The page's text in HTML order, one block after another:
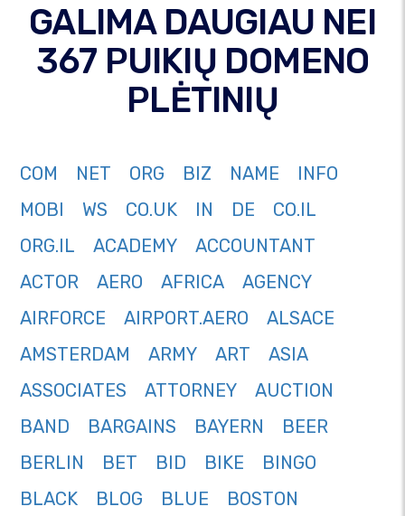
GALIMA DAUGIAU NEI
367 PUIKIŲ DOMENO
PLĖTINIŲ
COM NET ORG BIZ NAME
INFO
MOBI
WS CO.UK IN DE
CO.IL
ORG.IL
ACADEMY
ACCOUNTANT
ACTOR
AERO AFRICA
AGENCY
AIRFORCE
AIRPORT.AERO
ALSACE
AMSTERDAM
ARMY ART
ASIA
ASSOCIATES
ATTORNEY
AUCTION
BAND
BARGAINS BAYERN
BEER
BERLIN
BET BID BIKE
BINGO
BLACK
BLOG BLUE
BOSTON